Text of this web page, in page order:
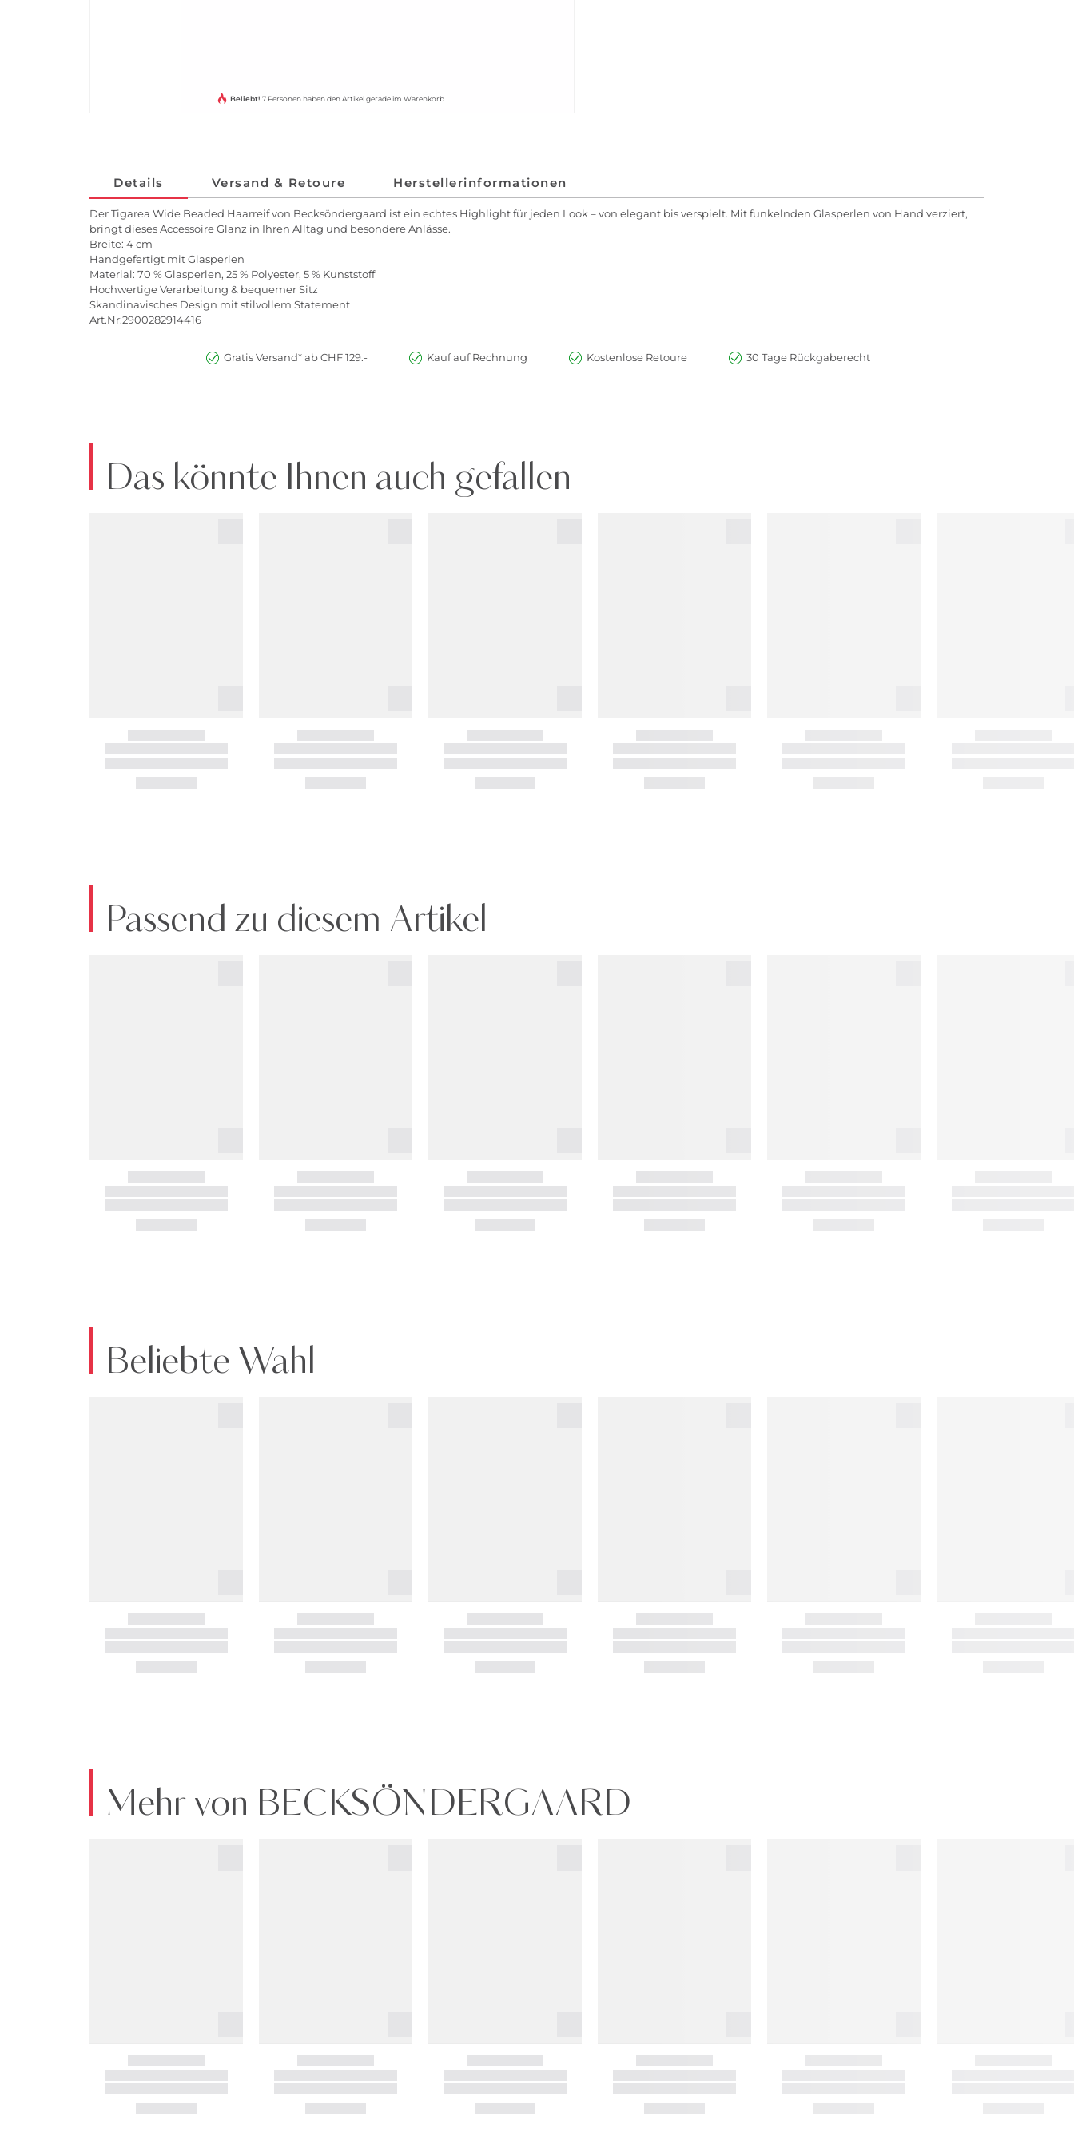
Beliebt! 7 Personen haben den Artikel gerade im Warenkorb
Details Versand & Retoure Herstellerinformationen
Der Tigarea Wide Beaded Haarreif von Becksöndergaard ist ein echtes Highlight für jeden Look – von elegant bis verspielt. Mit funkelnden Glasperlen von Hand verziert,
bringt dieses Accessoire Glanz in Ihren Alltag und besondere Anlässe.
Breite: 4 cm
Handgefertigt mit Glasperlen
Material: 70 % Glasperlen, 25 % Polyester, 5 % Kunststoff
Hochwertige Verarbeitung & bequemer Sitz
Skandinavisches Design mit stilvollem Statement
Art.Nr:2900282914416
Gratis Versand* ab CHF 129.- Kauf auf Rechnung Kostenlose Retoure 30 Tage Rückgaberecht
Das könnte Ihnen auch gefallen
Passend zu diesem Artikel
Beliebte Wahl
Mehr von BECKSÖNDERGAARD